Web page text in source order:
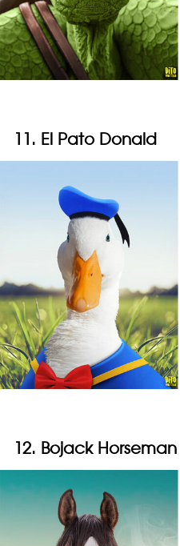
11. El Pato Donald
12. Bojack Horseman